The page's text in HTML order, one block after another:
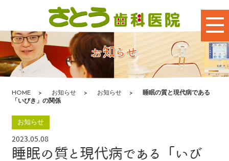
t
o
g
l
e
n
お知らせ
HOME お知らせ お知らせ
睡眠の質と現代病である
「いびき」の関係
お知らせ
2023.05.08
睡眠の質と現代病である「いび